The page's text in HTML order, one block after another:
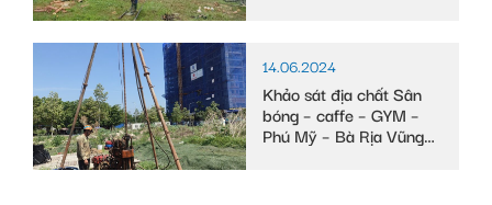
14.06.2024
Khảo sát địa chất Sân
bóng – caffe – GYM –
Phú Mỹ – Bà Rịa Vũng